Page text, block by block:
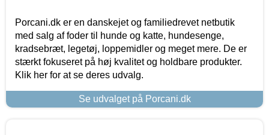
Porcani.dk er en danskejet og familiedrevet netbutik
med salg af foder til hunde og katte, hundesenge,
kradsebræt, legetøj, loppemidler og meget mere. De er
stærkt fokuseret på høj kvalitet og holdbare produkter.
Klik her for at se deres udvalg.
Se udvalget på Porcani.dk